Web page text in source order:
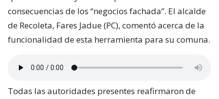
consecuencias de los “negocios fachada”. El alcalde
de Recoleta, Fares Jadue (PC), comentó acerca de la
funcionalidad de esta herramienta para su comuna.
Todas las autoridades presentes reafirmaron de